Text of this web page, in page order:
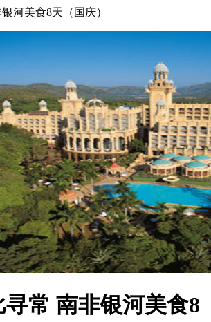
河美食8天（国庆）
常 南非银河美食8